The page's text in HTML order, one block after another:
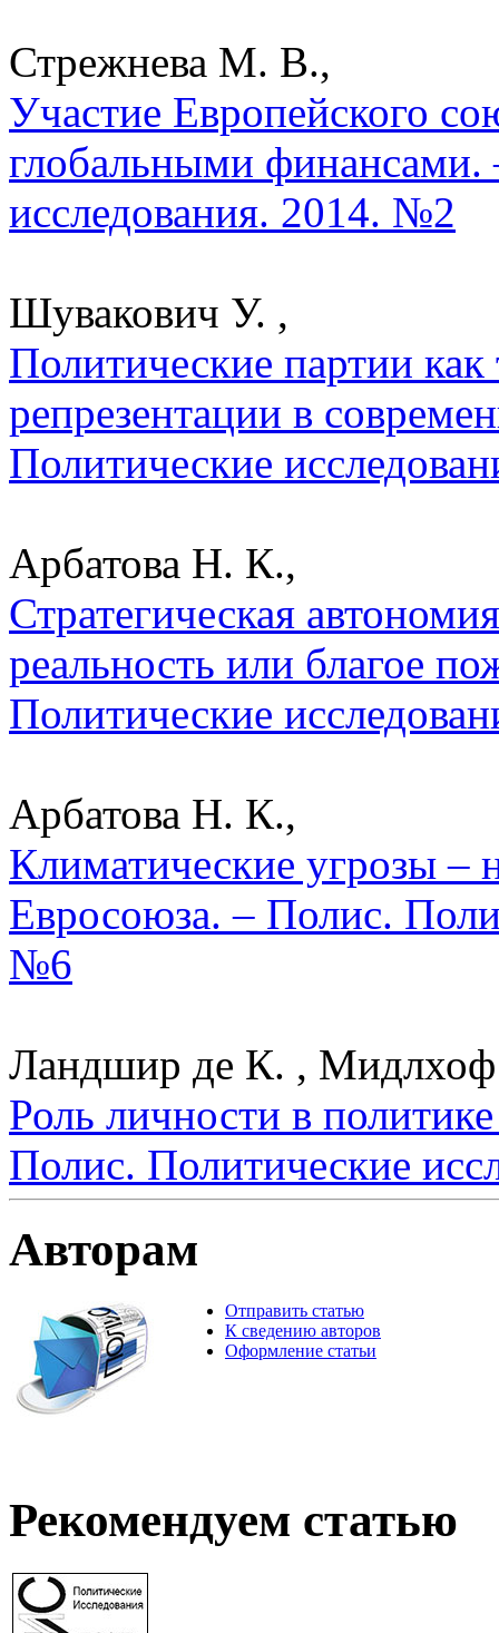
Стрежнева М. В.,
Участие Европейского
глобальными
исследования. 2014. №2
Шувакович У. ,
Политические партии
репрезентации в
Политические
Арбатова Н. К.,
Стратегическая
реальность или благое
Политические
Арбатова Н. К.,
Климатические угрозы –
Евросоюза. – Полис.
№6
Ландшир де К. ,
Роль личности в
Полис. Политические
Авторам
Отправить статью
К сведению авторов
Оформление статьи
Рекомендуем статью